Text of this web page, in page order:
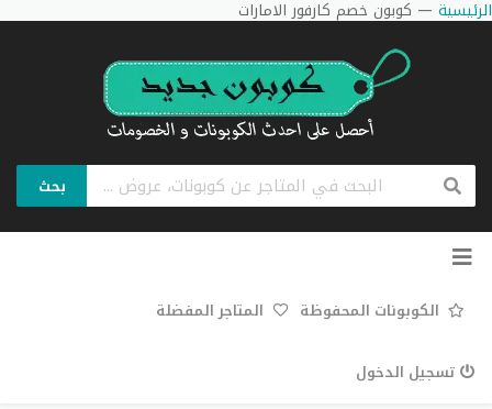
الرئيسية — كوبون خصم كارفور الامارات
بحث
تخطي
الكوبونات المحفوظة المتاجر المفضلة
تسجيل الدخول